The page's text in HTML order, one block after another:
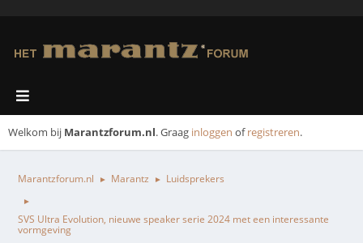
Welkom bij Marantzforum.nl. Graag inloggen ofregistreren.
Marantzforum.nl ► Marantz ► Luidsprekers
►
SVS Ultra Evolution, nieuwe speaker serie 2024 met een interessante
vormgeving